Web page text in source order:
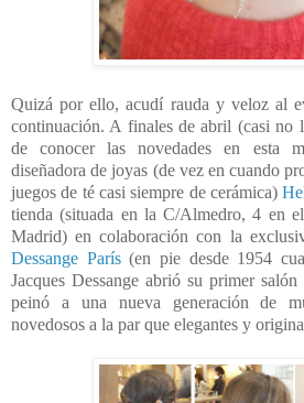
Quizá por ello, acudí rauda y veloz al
continuación. A finales de abril (casi no
de conocer las novedades en esta
diseñadora de joyas (de vez en cuando
juegos de té casi siempre de cerámica)
tienda (situada en la C/Almedro, 4 en
Madrid) en colaboración con la
Dessange París(en pie desde 1954
Jacques Dessange abrió su primer
peinó a una nueva generación de
novedosos a la par que elegantes y